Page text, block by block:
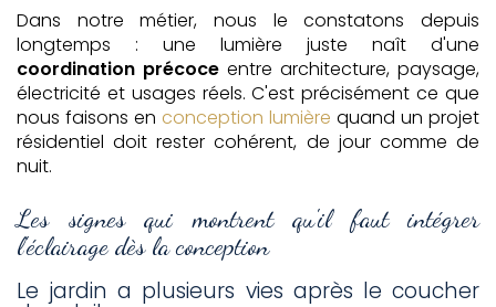
Dans notre métier, nous le constatons depuis
longtemps : une lumière juste naît d'une
coordination précoce entre architecture, paysage,
électricité et usages réels. C'est précisément ce que
nous faisons en conception lumière quand un projet
résidentiel doit rester cohérent, de jour comme de
nuit.
Les signes qui montrent qu'il faut intégrer
l'éclairage dès la conception
Le jardin a plusieurs vies après le coucher